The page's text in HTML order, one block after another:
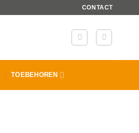
CONTACT
TOEBEHOREN